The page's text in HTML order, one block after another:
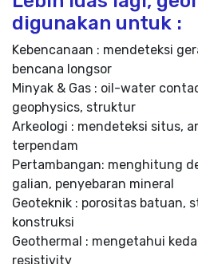
digunakan untuk :
Kebencanaan : mendeteksi
bencana longsor
Minyak & Gas : oil-water
geophysics, struktur
Arkeologi : mendeteksi situs,
terpendam
Pertambangan: menghitung
galian, penyebaran mineral
Geoteknik : porositas batuan,
konstruksi
Geothermal : mengetahui
resistivity